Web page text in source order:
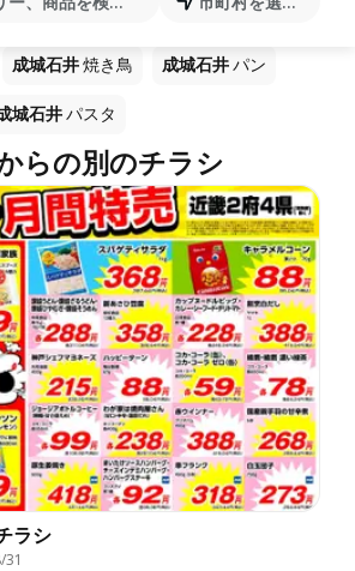
成城石井コーヒー 成城石井ご飯
成城石井焼き鳥 成城石井パン
城石井パスタ
らの別のチラシ
ラシ